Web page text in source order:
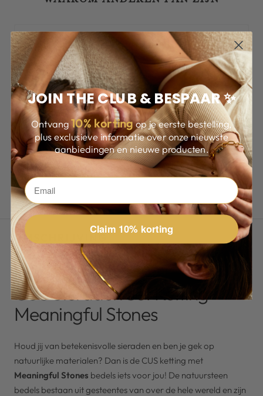
OMSCHRIJVING
CUS Sieraden Set Ketting
Meaningful Stones
Houd jij van betekenisvolle sieraden en ben je gek op
natuurlijke materialen? Dan is de CUS ketting met
Meaningful Stones bedels iets voor jou! De natuursteen
bedels bestaan uit gesteentes van over de hele wereld en zijn
JOIN THE CLUB & BESPAAR ✨
Ontvang10% kortingop je eerste bestelling,
plus exclusieve informatie over onze nieuwste
aanbiedingen en nieuwe producten.
Claim 10% korting